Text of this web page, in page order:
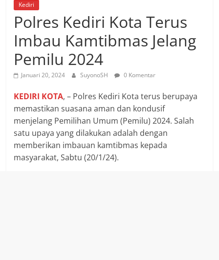
Kediri
Polres Kediri Kota Terus
Imbau Kamtibmas Jelang
Pemilu 2024
Januari 20, 2024 SuyonoSH 0 Komentar
KEDIRI KOTA, – Polres Kediri Kota terus berupaya
memastikan suasana aman dan kondusif
menjelang Pemilihan Umum (Pemilu) 2024. Salah
satu upaya yang dilakukan adalah dengan
memberikan imbauan kamtibmas kepada
masyarakat, Sabtu (20/1/24).